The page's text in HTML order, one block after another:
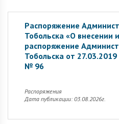
Распоряжение
Тобольска «О внесении
распоряжение
Тобольска от
№ 96
Распоряжения
Дата публикации: 03.08.2026г.